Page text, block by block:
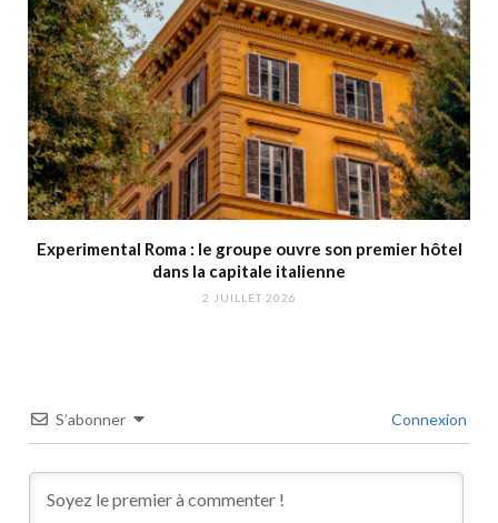
Experimental Roma : le groupe ouvre son premier hôtel
dans la capitale italienne
2 JUILLET 2026
S’abonner Connexion